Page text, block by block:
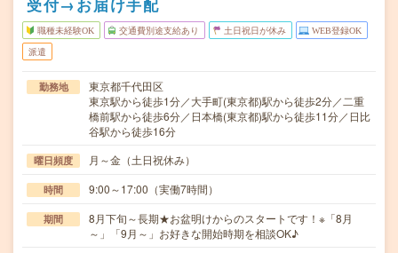
受付→お届け手配
職種未経験OK 交通費別途支給あり 土日祝日が休み WEB登録OK
派遣
勤務地
東京都千代田区
東京駅から徒歩1分／大手町(東京都)駅から徒歩2分／二重
橋前駅から徒歩6分／日本橋(東京都)駅から徒歩11分／日比
谷駅から徒歩16分
曜日頻度 月～金（土日祝休み）
時間 9:00～17:00（実働7時間）
期間
8月下旬～長期★お盆明けからのスタートです！※「8月
～」「9月～」お好きな開始時期を相談OK♪